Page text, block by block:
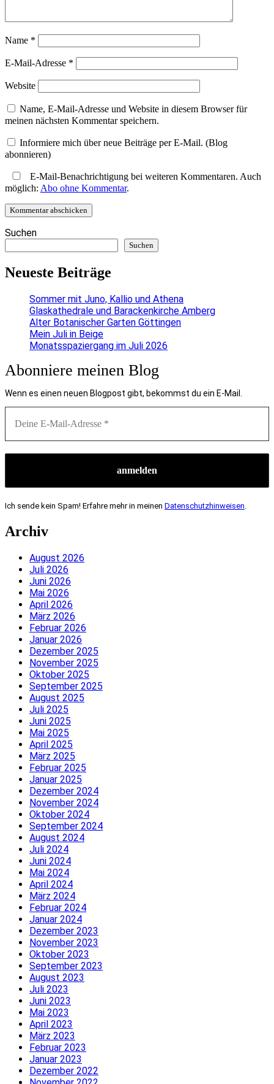
Name *
E-Mail-Adresse *
Website
Name, E-Mail-Adresse und Website in diesem Browser für
meinen nächsten Kommentar speichern.
Informiere mich über neue Beiträge per E-Mail. (Blog
abonnieren)
E-Mail-Benachrichtigung bei weiteren Kommentaren. Auch
möglich: Abo ohne Kommentar.
Suchen
Suchen
Neueste Beiträge
Sommer mit Juno, Kallio und Athena
Glaskathedrale und Barackenkirche Amberg
Alter Botanischer Garten Göttingen
Mein Juli in Beige
Monatsspaziergang im Juli 2026
Abonniere meinen Blog
Wenn es einen neuen Blogpost gibt, bekommst du ein E-Mail.
Ich sende kein Spam! Erfahre mehr in meinen Datenschutzhinweisen
Archiv
August 2026
Juli 2026
Juni 2026
Mai 2026
April 2026
März 2026
Februar 2026
Januar 2026
Dezember 2025
November 2025
Oktober 2025
September 2025
August 2025
Juli 2025
Juni 2025
Mai 2025
April 2025
März 2025
Februar 2025
Januar 2025
Dezember 2024
November 2024
Oktober 2024
September 2024
August 2024
Juli 2024
Juni 2024
Mai 2024
April 2024
März 2024
Februar 2024
Januar 2024
Dezember 2023
November 2023
Oktober 2023
September 2023
August 2023
Juli 2023
Juni 2023
Mai 2023
April 2023
März 2023
Februar 2023
Januar 2023
Dezember 2022